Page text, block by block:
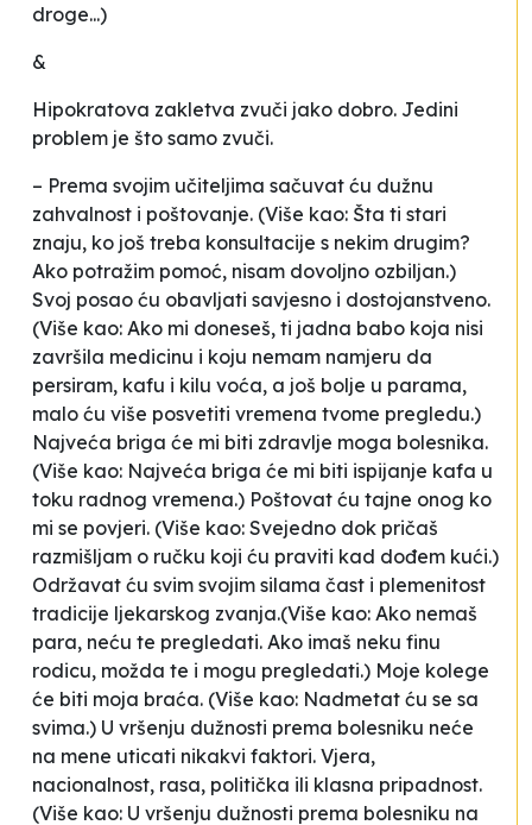
droge...)
&
Hipokratova zakletva zvuči jako dobro. Jedini
problem je što samo zvuči.
– Prema svojim učiteljima sačuvat ću dužnu
zahvalnost i poštovanje. (Više kao: Šta ti stari
znaju, ko još treba konsultacije s nekim drugim?
Ako potražim pomoć, nisam dovoljno ozbiljan.)
Svoj posao ću obavljati savjesno i dostojanstveno.
(Više kao: Ako mi doneseš, ti jadna babo koja nisi
završila medicinu i koju nemam namjeru da
persiram, kafu i kilu voća, a još bolje u parama,
malo ću više posvetiti vremena tvome pregledu.)
Najveća briga će mi biti zdravlje moga bolesnika.
(Više kao: Najveća briga će mi biti ispijanje kafa u
toku radnog vremena.) Poštovat ću tajne onog ko
mi se povjeri. (Više kao: Svejedno dok pričaš
razmišljam o ručku koji ću praviti kad dođem kući.)
Održavat ću svim svojim silama čast i plemenitost
tradicije ljekarskog zvanja.(Više kao: Ako nemaš
para, neću te pregledati. Ako imaš neku finu
rodicu, možda te i mogu pregledati.) Moje kolege
će biti moja braća. (Više kao: Nadmetat ću se sa
svima.) U vršenju dužnosti prema bolesniku neće
na mene uticati nikakvi faktori. Vjera,
nacionalnost, rasa, politička ili klasna pripadnost.
(Više kao: U vršenju dužnosti prema bolesniku na